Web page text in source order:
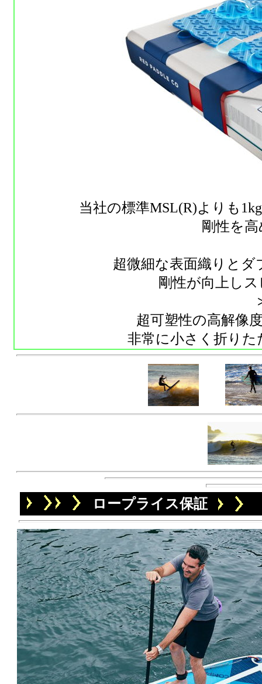
当社の標準MSL(R)よりも
剛性を
超微細な表面織りと
剛性が向上し
超可塑性の高解像
非常に小さく折り
ロープライス保証